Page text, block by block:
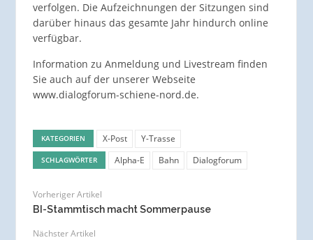
verfolgen. Die Aufzeichnungen der Sitzungen sind
darüber hinaus das gesamte Jahr hindurch online
verfügbar.
Information zu Anmeldung und Livestream finden
Sie auch auf der unserer Webseite
www.dialogforum-schiene-nord.de.
KATEGORIEN X-Post Y-Trasse
SCHLAGWÖRTER Alpha-E Bahn Dialogforum
Vorheriger Artikel
BI-Stammtisch macht Sommerpause
Nächster Artikel